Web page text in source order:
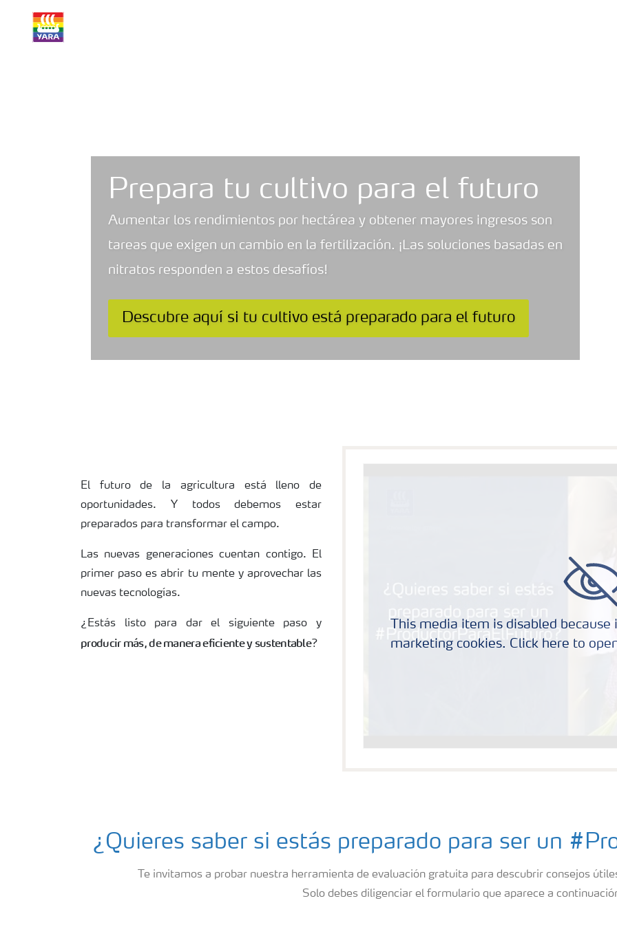
Prepara tu cultivo para el futuro
Aumentar los rendimientos por hectárea y obtener mayores ingresos son
tareas que exigen un cambio en la fertilización. ¡Las soluciones basadas en
nitratos responden a estos desafíos!
Descubre aquí si tu cultivo está preparado para el futuro
El futuro de la agricultura está lleno de
oportunidades. Y todos debemos estar
preparados para transformar el campo.
Las nuevas generaciones cuentan contigo. El
primer paso es abrir tu mente y aprovechar las
nuevas tecnologías.
¿Estás listo para dar el siguiente paso y
producir más, de manera eficiente y sustentable?
This media item is disabled
marketing cookies. Click here to
¿Quieres saber si estás preparado para ser un
Te invitamos a probar nuestra herramienta de evaluación gratuita para descubrir consejos
Solo debes diligenciar el formulario que aparece a